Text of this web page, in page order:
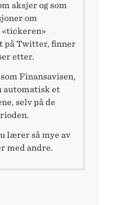
aksjer og som
om
«tickeren»
på Twitter, finner
etter.
Finansavisen,
automatisk et
selv på de
lærer så mye av
med andre.